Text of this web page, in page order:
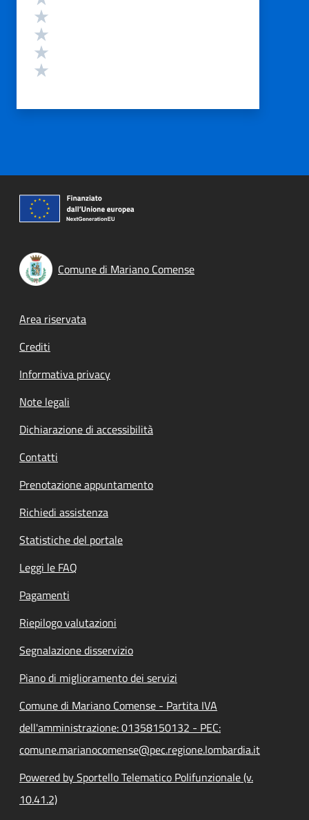
Comune di Mariano Comense
Footer menu
Area riservata
Crediti
Informativa privacy
Note legali
Dichiarazione di accessibilità
Contatti
Prenotazione appuntamento
Richiedi assistenza
Statistiche del portale
Leggi le FAQ
Pagamenti
Riepilogo valutazioni
Segnalazione disservizio
Piano di miglioramento dei servizi
Comune di Mariano Comense - Partita IVA
dell'amministrazione: 01358150132 - PEC:
comune.marianocomense@pec.regione.lombardia.it
Powered by Sportello Telematico Polifunzionale (v.
10.41.2)